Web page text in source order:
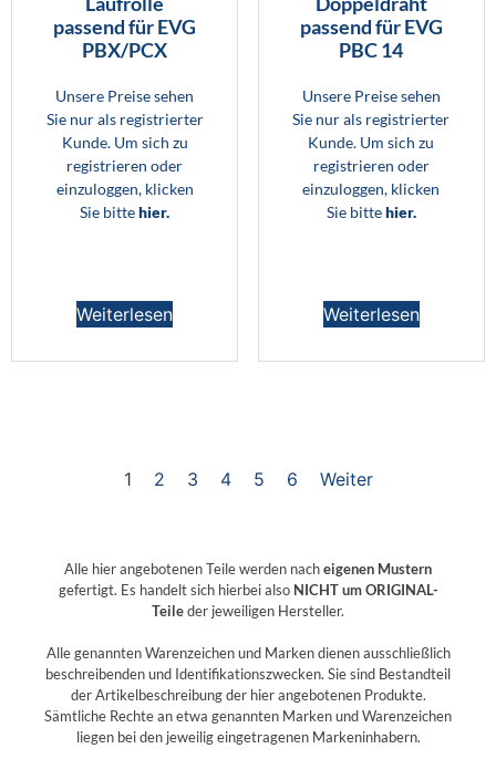
passend für EVG
PBX/PCX
Unsere Preise sehen
Sie nur als registrierter
Kunde. Um sich zu
registrieren oder
einzuloggen, klicken
Sie bittehier.
Weiterlesen
passend für EVG
PBC 14
Unsere Preise sehen
Sie nur als registrierter
Kunde. Um sich zu
registrieren oder
einzuloggen, klicken
Sie bittehier.
Weiterlesen
1 2 3 4 5 6 Weiter
Alle hier angebotenen Teile werden nacheigenen Mustern
gefertigt. Es handelt sich hierbei also NICHT um ORIGINAL-
Teileder jeweiligen Hersteller.
Alle genannten Warenzeichen und Marken dienen ausschließlich
beschreibenden und Identifikationszwecken. Sie sind Bestandteil
der Artikelbeschreibung der hier angebotenen Produkte.
Sämtliche Rechte an etwa genannten Marken und Warenzeichen
liegen bei den jeweilig eingetragenen Markeninhabern.